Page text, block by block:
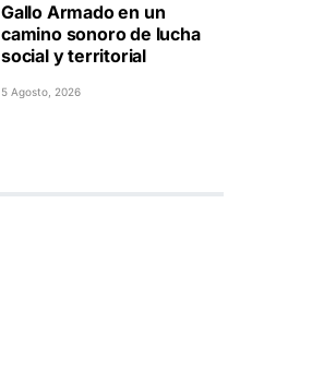
Gallo Armado en un
camino sonoro de lucha
social y territorial
5 Agosto, 2026